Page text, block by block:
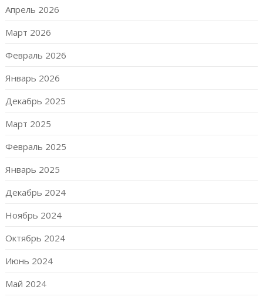
Апрель 2026
Март 2026
Февраль 2026
Январь 2026
Декабрь 2025
Март 2025
Февраль 2025
Январь 2025
Декабрь 2024
Ноябрь 2024
Октябрь 2024
Июнь 2024
Май 2024